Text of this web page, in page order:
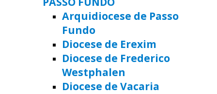
Arquidiocese de Passo
Fundo
Diocese de Erexim
Diocese de Frederico
Westphalen
Diocese de Vacaria